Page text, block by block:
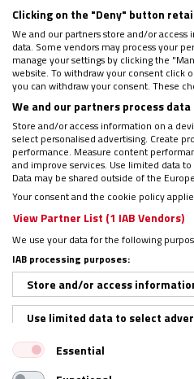
Clicking on the "Deny" button
We and our partners store and/or
data. Some vendors may process your
manage your settings by clicking the
website. To withdraw your consent click
you can withdraw your consent. These
We and our partners process
Store and/or access information on a
select personalised advertising. Create
performance. Measure content
and improve services. Use limited data
Data may be shared outside of the
Your consent and the cookie policy
View Partner List (1 IAB Vendors)
We use your data for the following
IAB processing purposes:
Store and/or access
Use limited data to select
Create profiles for
Essential